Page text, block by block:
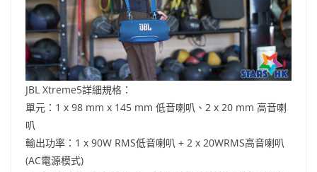
JBL Xtreme5詳細規格：
單元：1 x 98 mm x 145 mm 低音喇叭、2 x 20 mm 高音喇
叭
輸出功率：1 x 90W RMS低音喇叭 + 2 x 20WRMS高音喇叭
(AC電源模式)